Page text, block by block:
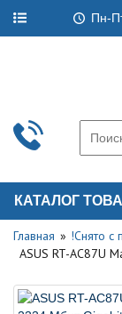
Пн-
КАТАЛОГ
Главная
!Снято с
ASUS RT-AC87U